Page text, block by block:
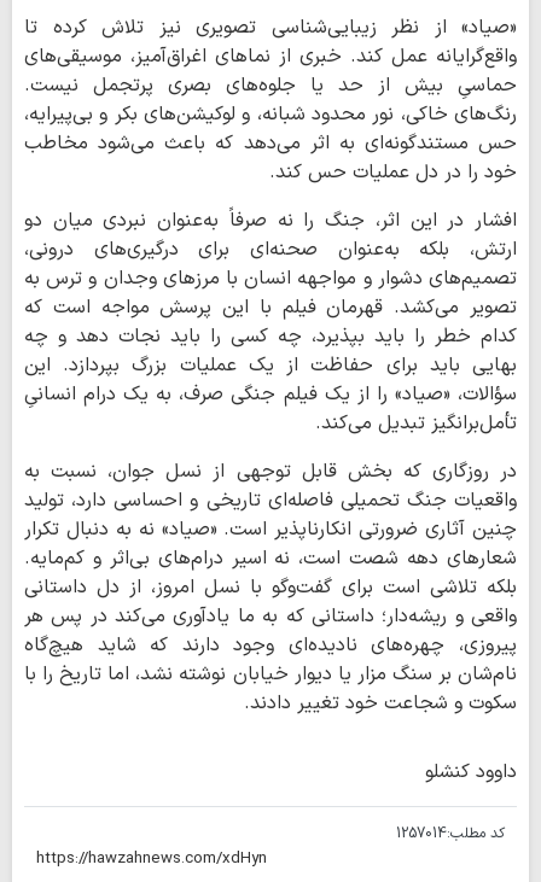
«صیاد» از نظر زیبایی‌شناسی تصویری نیز تلاش کرده تا
واقع‌گرایانه عمل کند. خبری از نماهای اغراق‌آمیز، موسیقی‌های
حماسیِ بیش از حد یا جلوه‌های بصری پرتجمل نیست.
رنگ‌های خاکی، نور محدود شبانه، و لوکیشن‌های بکر و بی‌پیرایه،
حس مستندگونه‌ای به اثر می‌دهد که باعث می‌شود مخاطب
خود را در دل عملیات حس کند.
افشار در این اثر، جنگ را نه صرفاً به‌عنوان نبردی میان دو
ارتش، بلکه به‌عنوان صحنه‌ای برای درگیری‌های درونی،
تصمیم‌های دشوار و مواجهه انسان با مرزهای وجدان و ترس به
تصویر می‌کشد. قهرمان فیلم با این پرسش مواجه است که
کدام خطر را باید بپذیرد، چه کسی را باید نجات دهد و چه
بهایی باید برای حفاظت از یک عملیات بزرگ بپردازد. این
سؤالات، «صیاد» را از یک فیلم جنگی صرف، به یک درام انسانیِ
تأمل‌برانگیز تبدیل می‌کند.
در روزگاری که بخش قابل توجهی از نسل جوان، نسبت به
واقعیات جنگ تحمیلی فاصله‌ای تاریخی و احساسی دارد، تولید
چنین آثاری ضرورتی انکارناپذیر است. «صیاد» نه به دنبال تکرار
شعارهای دهه شصت است، نه اسیر درام‌های بی‌اثر و کم‌مایه.
بلکه تلاشی است برای گفت‌وگو با نسل امروز، از دل داستانی
واقعی و ریشه‌دار؛ داستانی که به ما یادآوری می‌کند در پس هر
پیروزی، چهره‌های نادیده‌ای وجود دارند که شاید هیچ‌گاه
نام‌شان بر سنگ مزار یا دیوار خیابان نوشته نشد، اما تاریخ را با
سکوت و شجاعت خود تغییر دادند.
داوود کنشلو
کد مطلب:1257014